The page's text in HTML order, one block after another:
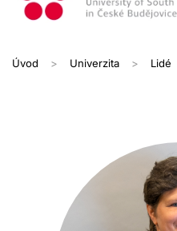
Úvod Univerzita Lidé